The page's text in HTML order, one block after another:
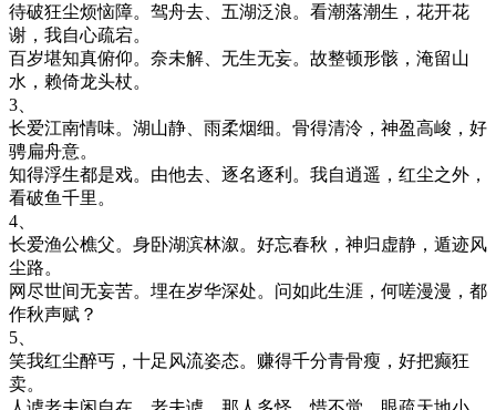
待破狂尘烦恼障。驾舟去、五湖泛浪。看潮落潮生，花开花
谢，我自心疏宕。
百岁堪知真俯仰。奈未解、无生无妄。故整顿形骸，淹留山
水，赖倚龙头杖。
3、
长爱江南情味。湖山静、雨柔烟细。骨得清泠，神盈高峻，好
骋扁舟意。
知得浮生都是戏。由他去、逐名逐利。我自逍遥，红尘之外，
看破鱼千里。
4、
长爱渔公樵父。身卧湖滨林溆。好忘春秋，神归虚静，遁迹风
尘路。
网尽世间无妄苦。埋在岁华深处。问如此生涯，何嗟漫漫，都
作秋声赋？
5、
笑我红尘醉丐，十足风流姿态。赚得千分青骨瘦，好把癫狂
卖。